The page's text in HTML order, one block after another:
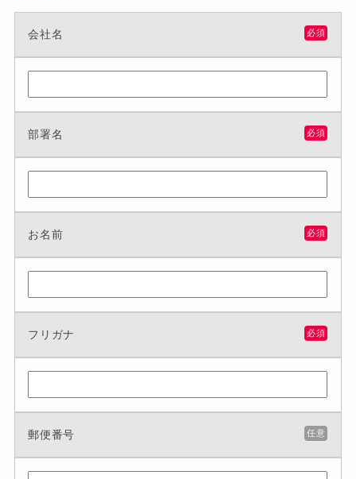
会社名 必須
部署名 必須
お名前 必須
フリガナ 必須
郵便番号 任意